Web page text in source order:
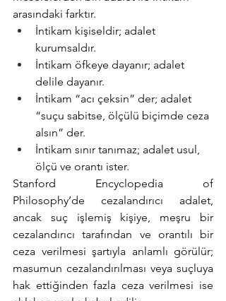
arasındaki farktır.
İntikam kişiseldir; adalet
kurumsaldır.
İntikam öfkeye dayanır; adalet
delile dayanır.
İntikam “acı çeksin” der; adalet
“suçu sabitse, ölçülü biçimde ceza
alsın” der.
İntikam sınır tanımaz; adalet usul,
ölçü ve orantı ister.
Stanford Encyclopedia of
Philosophy’de cezalandırıcı adalet,
ancak suç işlemiş kişiye, meşru bir
cezalandırıcı tarafından ve orantılı bir
ceza verilmesi şartıyla anlamlı görülür;
masumun cezalandırılması veya suçluya
hak ettiğinden fazla ceza verilmesi ise